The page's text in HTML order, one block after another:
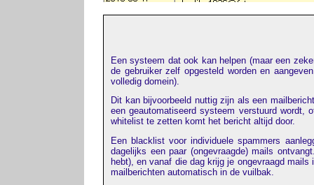
Een systeem dat ook kan helpen (maar een
de gebruiker zelf opgesteld worden en
volledig domein).
Dit kan bijvoorbeeld nuttig zijn als een
een geautomatiseerd systeem verstuurd wordt,
whitelist te zetten komt het bericht altijd door.
Een blacklist voor individuele spammers
dagelijks een paar (ongevraagde) mails
hebt), en vanaf die dag krijg je ongevraagd
mailberichten automatisch in de vuilbak.